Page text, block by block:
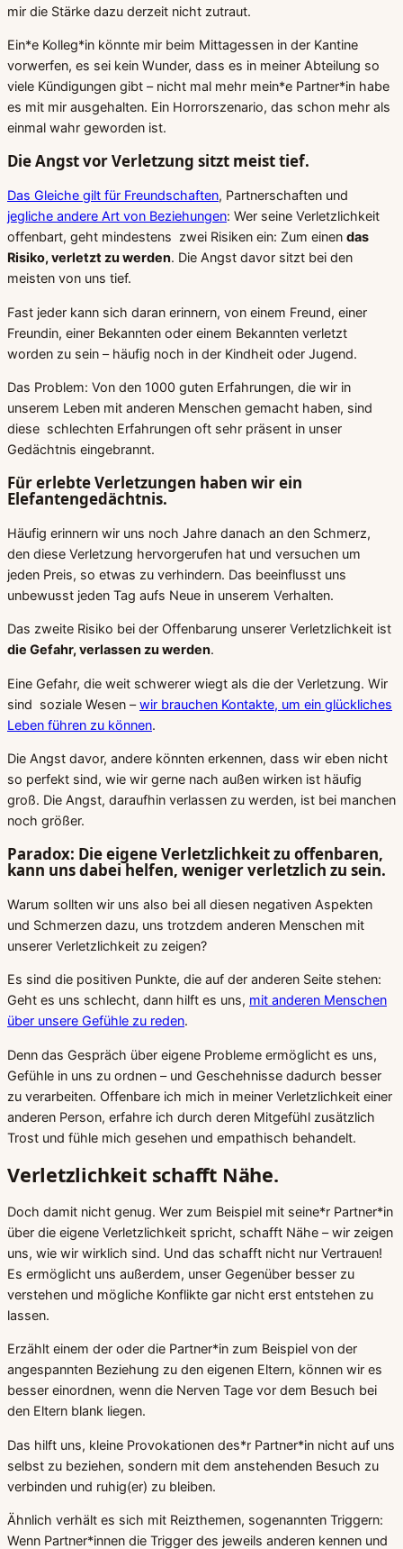
mir die Stärke dazu derzeit nicht zutraut.
Ein*e Kolleg*in könnte mir beim Mittagessen in der Kantine
vorwerfen, es sei kein Wunder, dass es in meiner Abteilung so
viele Kündigungen gibt – nicht mal mehr mein*e Partner*in habe
es mit mir ausgehalten. Ein Horrorszenario, das schon mehr als
einmal wahr geworden ist.
Die Angst vor Verletzung sitzt meist tief.
Das Gleiche gilt für Freundschaften, Partnerschaften und
jegliche andere Art von Beziehungen: Wer seine Verletzlichkeit
offenbart, geht mindestens zwei Risiken ein: Zum einen das
Risiko, verletzt zu werden. Die Angst davor sitzt bei den
meisten von uns tief.
Fast jeder kann sich daran erinnern, von einem Freund, einer
Freundin, einer Bekannten oder einem Bekannten verletzt
worden zu sein – häufig noch in der Kindheit oder Jugend.
Das Problem: Von den 1000 guten Erfahrungen, die wir in
unserem Leben mit anderen Menschen gemacht haben, sind
diese schlechten Erfahrungen oft sehr präsent in unser
Gedächtnis eingebrannt.
Für erlebte Verletzungen haben wir ein
Elefantengedächtnis.
Häufig erinnern wir uns noch Jahre danach an den Schmerz,
den diese Verletzung hervorgerufen hat und versuchen um
jeden Preis, so etwas zu verhindern. Das beeinflusst uns
unbewusst jeden Tag aufs Neue in unserem Verhalten.
Das zweite Risiko bei der Offenbarung unserer Verletzlichkeit ist
die Gefahr, verlassen zu werden.
Eine Gefahr, die weit schwerer wiegt als die der Verletzung. Wir
sind soziale Wesen –wir brauchen Kontakte, um ein glückliches
Leben führen zu können.
Die Angst davor, andere könnten erkennen, dass wir eben nicht
so perfekt sind, wie wir gerne nach außen wirken ist häufig
groß. Die Angst, daraufhin verlassen zu werden, ist bei manchen
noch größer.
Paradox: Die eigene Verletzlichkeit zu offenbaren,
kann uns dabei helfen, weniger verletzlich zu sein.
Warum sollten wir uns also bei all diesen negativen Aspekten
und Schmerzen dazu, uns trotzdem anderen Menschen mit
unserer Verletzlichkeit zu zeigen?
Es sind die positiven Punkte, die auf der anderen Seite stehen:
Geht es uns schlecht, dann hilft es uns, mit anderen Menschen
über unsere Gefühle zu reden.
Denn das Gespräch über eigene Probleme ermöglicht es uns,
Gefühle in uns zu ordnen – und Geschehnisse dadurch besser
zu verarbeiten. Offenbare ich mich in meiner Verletzlichkeit einer
anderen Person, erfahre ich durch deren Mitgefühl zusätzlich
Trost und fühle mich gesehen und empathisch behandelt.
Verletzlichkeit schafft Nähe.
Doch damit nicht genug. Wer zum Beispiel mit seine*r Partner*in
über die eigene Verletzlichkeit spricht, schafft Nähe – wir zeigen
uns, wie wir wirklich sind. Und das schafft nicht nur Vertrauen!
Es ermöglicht uns außerdem, unser Gegenüber besser zu
verstehen und mögliche Konflikte gar nicht erst entstehen zu
lassen.
Erzählt einem der oder die Partner*in zum Beispiel von der
angespannten Beziehung zu den eigenen Eltern, können wir es
besser einordnen, wenn die Nerven Tage vor dem Besuch bei
den Eltern blank liegen.
Das hilft uns, kleine Provokationen des*r Partner*in nicht auf uns
selbst zu beziehen, sondern mit dem anstehenden Besuch zu
verbinden und ruhig(er) zu bleiben.
Ähnlich verhält es sich mit Reizthemen, sogenannten Triggern:
Wenn Partner*innen die Trigger des jeweils anderen kennen und